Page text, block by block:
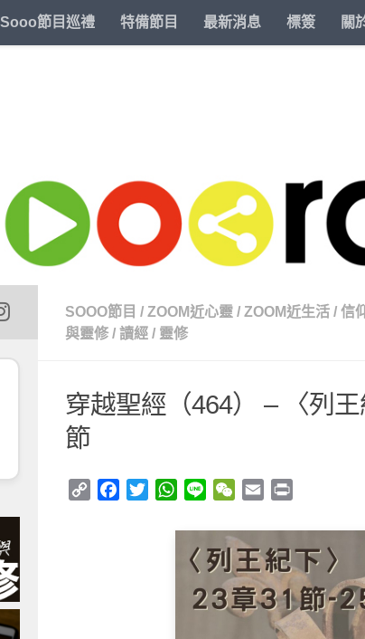
節目巡禮 特備節目 最新消息 標簽 關
SOOO節目 / ZOOM近心靈 / ZOOM近生活 / 信
與靈修 / 讀經 / 靈修
穿越聖經（464） – 〈列
節
Copy
Facebook
TwitterWhatsApp
Line WeChat
Email